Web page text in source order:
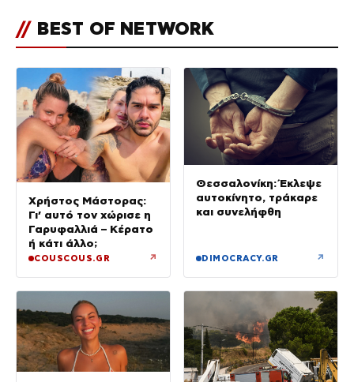
// BEST OF NETWORK
Χρήστος Μάστορας:
Γι’ αυτό τον χώρισε η
Γαρυφαλλιά – Κέρατο
ή κάτι άλλο;
COUSCOUS.GR ↗
Θεσσαλονίκη: Έκλεψε
αυτοκίνητο, τράκαρε
και συνελήφθη
DIMOCRACY.GR ↗